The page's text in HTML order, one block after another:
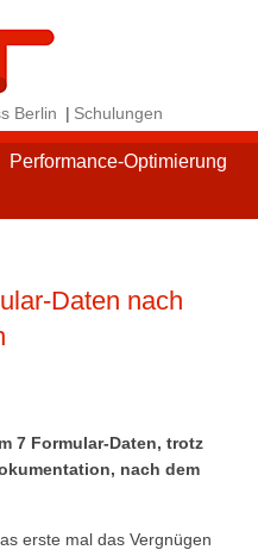
Berlin Schulungen
Performance-Optimierung
Daten nach
7 Formular-Daten, trotz
nach dem
erste mal das Vergnügen